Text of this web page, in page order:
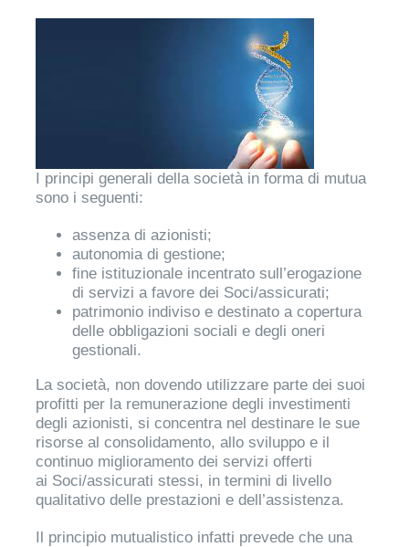
I principi generali della società in forma di mutua
sono i seguenti:
assenza di azionisti;
autonomia di gestione;
fine istituzionale incentrato sull’erogazione
di servizi a favore dei Soci/assicurati;
patrimonio indiviso e destinato a copertura
delle obbligazioni sociali e degli oneri
gestionali.
La società, non dovendo utilizzare parte dei suoi
profitti per la remunerazione degli investimenti
degli azionisti, si concentra nel destinare le sue
risorse al consolidamento, allo sviluppo e il
continuo miglioramento dei servizi offerti
ai Soci/assicurati stessi, in termini di livello
qualitativo delle prestazioni e dell’assistenza.
Il principio mutualistico infatti prevede che una